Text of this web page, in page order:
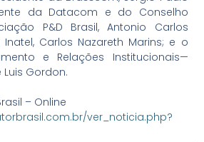
da Datacom e do Conselho
P&D Brasil, Antonio Carlos
Carlos Nazareth Marins; e o
e Relações Institucionais—
Luis Gordon.
– Online
ver_noticia.php?